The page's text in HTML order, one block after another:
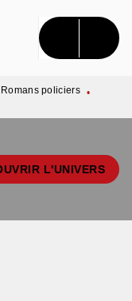
Romans policiers •
L'UNIVERS